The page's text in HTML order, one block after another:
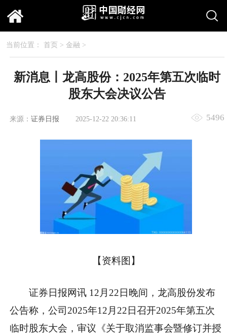
当前位置： 首页 > 金融 >
新消息丨龙高股份：2025年第五次临时
股东大会决议公告
来源： 证券日报 2025-12-22 20:36:11 5496
【资料图】
证券日报网讯 12月22日晚间，龙高股份发布
公告称，公司2025年12月22日召开2025年第五次
临时股东大会，审议《关于取消监事会暨修订并授